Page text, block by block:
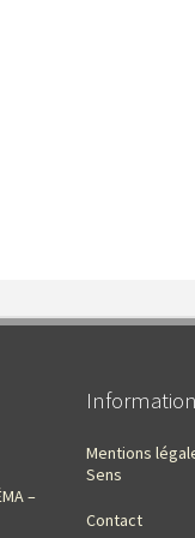
–
Mentions
Sens
Contact